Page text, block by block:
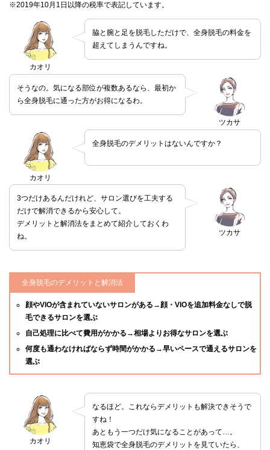
※2019年10月1日以降の税率で表記しています。
カオリ
脇と腕と足を脱毛しただけで、全身脱毛の料金を
超えてしまうんですね。
ツカサ
そうなの。気になる部位が複数あるなら、最初か
ら全身脱毛に通った方がお得になるわ。
カオリ
全身脱毛のデメリットはないんですか？
ツカサ
3つだけあるんだけれど、サロン選びを工夫する
だけで解消できるから安心して。
デメリットと解消法をまとめて紹介しておくわ
ね。
全身脱毛のデメリットと解消法
顔やVIOが含まれていないサロンがある→顔・VIOを追加料金なしで脱
毛できるサロンを選ぶ
自己処理に比べて費用がかかる→相場よりお得なサロンを選ぶ
何度も通わなければならず時間がかかる→早いペースで通えるサロンを
選ぶ
カオリ
なるほど。これならデメリットも解決できそうで
すね！
あともう一つだけ気になることがあって…。
知恵袋で全身脱毛のデメリットを見ていたら、